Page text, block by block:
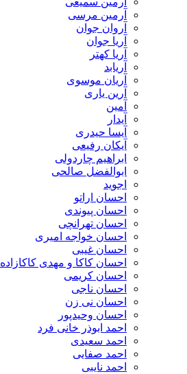
آرمین مرسی
آروان جوان
آریا جوان
آریا کهتر
آریابد
آریان موسوی
آرین یاری
آمین
آیدار
آیسا حیدری
آیکان رفیعی
ابراهیم چاردولی
ابوالفضل صالحی
اجوید
احسان اراتو
احسان پیوندی
احسان تهرانچی
احسان خواجه امیری
احسان غیبی
احسان کاکا و مهدی کاکازاده
احسان کریمی
احسان ناجی
احسان نی زن
احسان وحیدپور
احمد ابوذر خانی فرد
احمد سعیدی
احمد صفایی
احمد نایبی